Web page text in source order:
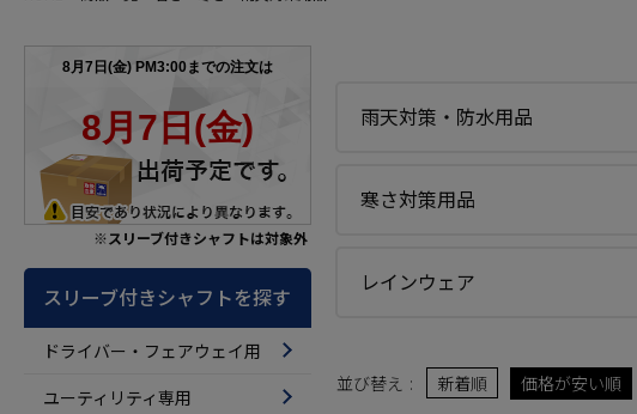
※スリーブ付きシャフトは対象外
スリーブ付きシャフトを探す
ドライバー・フェアウェイ用
ユーティリティ専用
雨天対策・防水用品
寒さ対策用品
レインウェア
並び替え 新着順 価格が安い順